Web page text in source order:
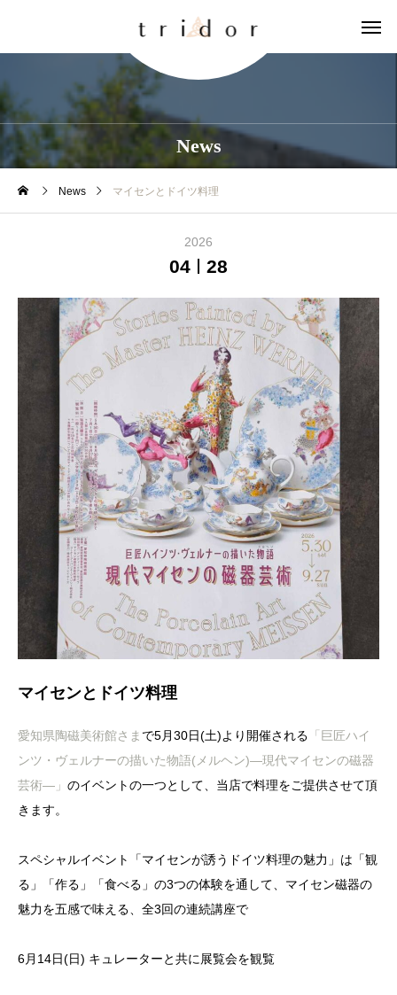
News
News マイセンとドイツ料理
2026
04 28
マイセンとドイツ料理
愛知県陶磁美術館さま で5月30日(土)より開催される 「巨匠ハイ
ンツ・ヴェルナーの描いた物語(メルヘン)―現代マイセンの磁器
芸術―」 のイベントの一つとして、当店で料理をご提供させて頂
きます。
スペシャルイベント「マイセンが誘うドイツ料理の魅力」は「観
る」「作る」「食べる」の3つの体験を通して、マイセン磁器の
魅力を五感で味える、全3回の連続講座で
6月14日(日) キュレーターと共に展覧会を観覧